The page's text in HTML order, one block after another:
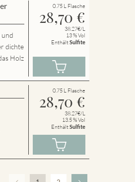
und
dichte
Holz
0.75 L Flasche
28,70 €
38.27€/L
13 % Vol
EnthältSulfite
0.75 L Flasche
28,70 €
38.27€/L
13.5 % Vol
EnthältSulfite